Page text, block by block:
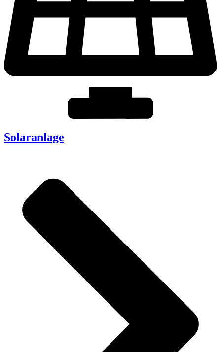
Solaranlage